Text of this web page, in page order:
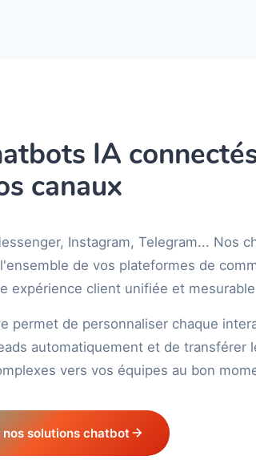
IA
canaux
Instagram, Telegram... Nos
de vos plateformes de
expérience client unifiée et
permet de personnaliser chaque
automatiquement et de transférer
vers vos équipes au bon
nos solutions chatbot